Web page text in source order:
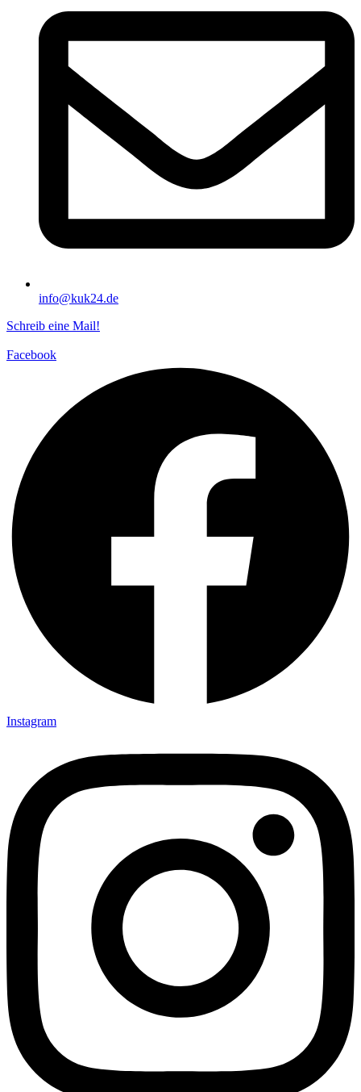
info@kuk24.de
Schreib eine Mail!
Facebook
Instagram